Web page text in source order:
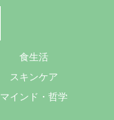
食生活
スキンケア
マインド・哲学